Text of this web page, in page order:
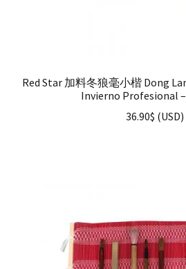
Red Star 加料冬狼毫小楷 Dong
Invierno Profesional
36.90$ (USD)